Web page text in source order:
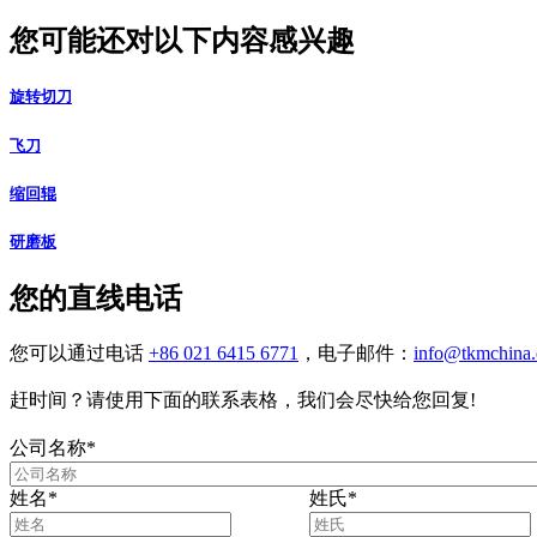
您可能还对以下内容感兴趣
旋转切刀
飞刀
缩回辊
研磨板
您的直线电话
您可以通过电话 +86 021 6415 6771 ，电子邮件：
赶时间？请使用下面的联系表格，我们会尽快给您回复!
公司名称*
姓名* 姓氏*